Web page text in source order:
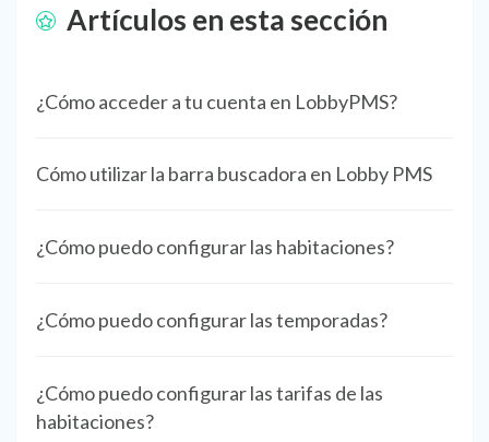
Artículos en esta sección
¿Cómo acceder a tu cuenta en LobbyPMS?
Cómo utilizar la barra buscadora en Lobby PMS
¿Cómo puedo configurar las habitaciones?
¿Cómo puedo configurar las temporadas?
¿Cómo puedo configurar las tarifas de las
habitaciones?